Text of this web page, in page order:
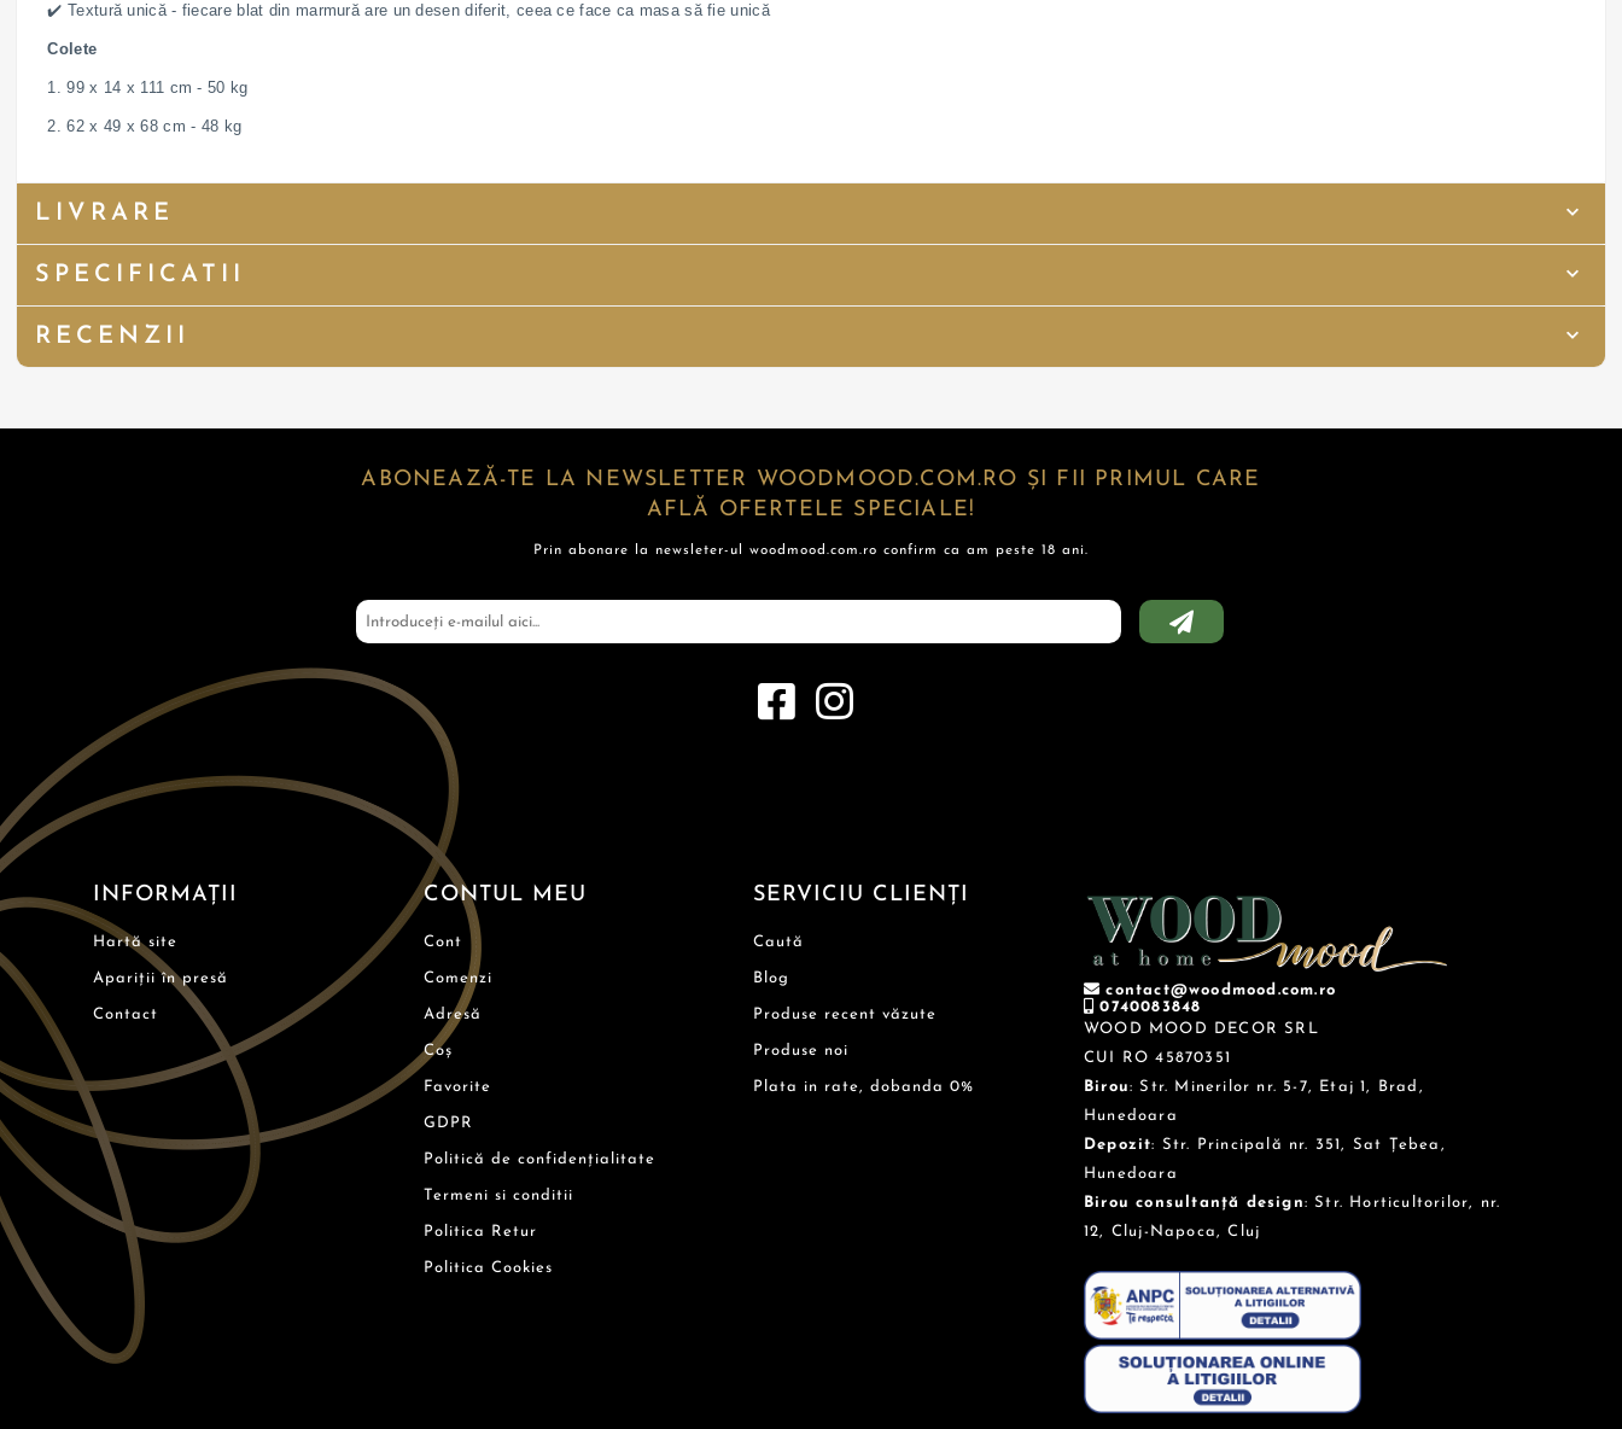
✔️ Textură unică - fiecare blat din marmură are un desen diferit, ceea ce face ca masa să fie unică
Colete
1. 99 x 14 x 111 cm - 50 kg
2. 62 x 49 x 68 cm - 48 kg
LIVRARE
SPECIFICATII
RECENZII
ABONEAZĂ-TE LA NEWSLETTER WOODMOOD.COM.RO ȘI FII PRIMUL CARE
AFLĂ OFERTELE SPECIALE!
Prin abonare la newsleter-ul woodmood.com.ro confirm ca am peste 18 ani.
INFORMAȚII
Hartă site
Apariții în presă
Contact
CONTUL MEU
Cont
Comenzi
Adresă
Coș
Favorite
GDPR
Politică de confidențialitate
Termeni si conditii
Politica Retur
Politica Cookies
SERVICIU CLIENȚI
Caută
Blog
Produse recent văzute
Produse noi
Plata in rate, dobanda 0%
contact@woodmood.com.ro
0740083848
WOOD MOOD DECOR SRL
CUI RO 45870351
Birou: Str. Minerilor nr. 5-7, Etaj 1, Brad,
Hunedoara
Depozit: Str. Principală nr. 351, Sat Țebea,
Hunedoara
Birou consultanță design: Str. Horticultorilor, nr.
12, Cluj-Napoca, Cluj